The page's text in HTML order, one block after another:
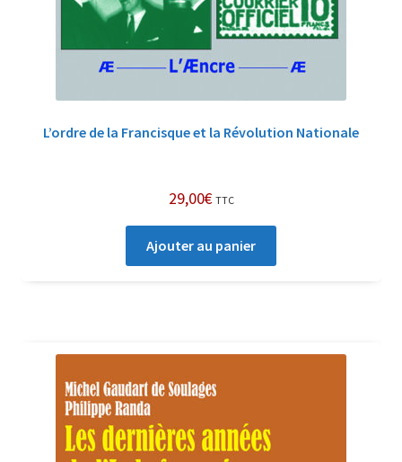
L’ordre de la Francisque et la Révolution Nationale
29,00€ TTC
Ajouter au panier